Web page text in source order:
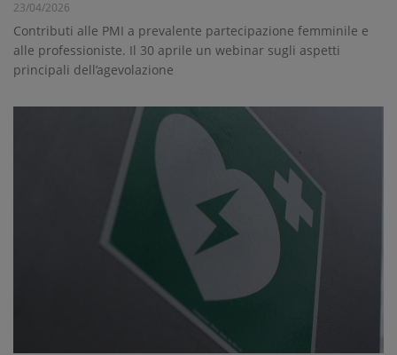
23/04/2026
Contributi alle PMI a prevalente partecipazione femminile e
alle professioniste. Il 30 aprile un webinar sugli aspetti
principali dell’agevolazione